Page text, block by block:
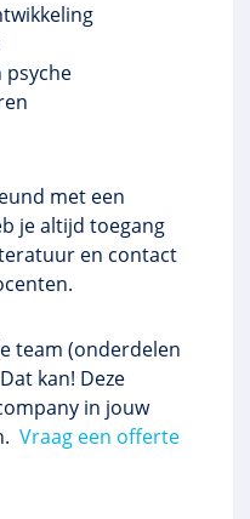
psyche
met een
je altijd toegang
en contact
team (onderdelen
kan! Deze
in jouw
Vraag een offerte